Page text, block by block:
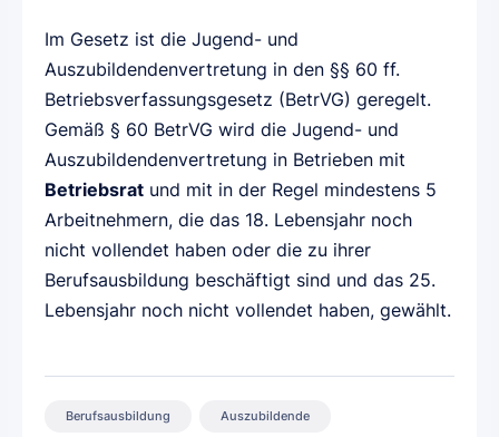
Im Gesetz ist die Jugend- und
Auszubildendenvertretung in den §§ 60 ff.
Betriebsverfassungsgesetz (BetrVG) geregelt.
Gemäß § 60 BetrVG wird die Jugend- und
Auszubildendenvertretung in Betrieben mit
Betriebsrat und mit in der Regel mindestens 5
Arbeitnehmern, die das 18. Lebensjahr noch
nicht vollendet haben oder die zu ihrer
Berufsausbildung beschäftigt sind und das 25.
Lebensjahr noch nicht vollendet haben, gewählt.
Berufsausbildung Auszubildende